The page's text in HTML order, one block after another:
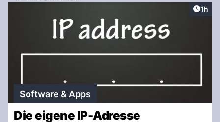
1h
Software & Apps
Die eigene IP-Adresse